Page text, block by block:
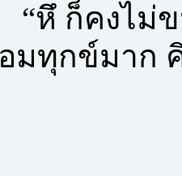
“หึ ก็คงไม่
อมทุกข์มาก